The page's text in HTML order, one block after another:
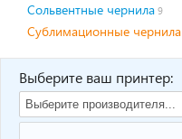
Сольвентные чернила 9
Сублимационные чернила
Выберите ваш принтер: